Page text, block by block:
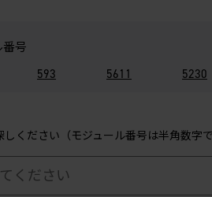
号
593 5611 5230
ください（モジュール番号は半角数字